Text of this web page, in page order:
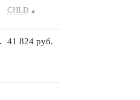
CHLD
41 824 руб.